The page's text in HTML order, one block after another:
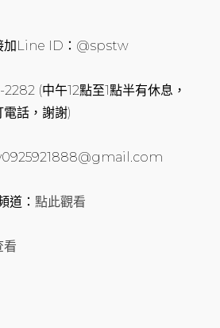
加Line ID：@spstw
(中午12點至1點半有休息，
話，謝謝)
道：點此觀看
看